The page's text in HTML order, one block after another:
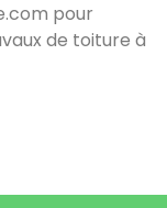
pour
de toiture à